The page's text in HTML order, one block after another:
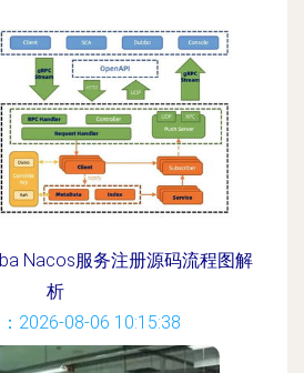
Nacos服务注册源码流程图解
析
2026-08-06 10:15:38